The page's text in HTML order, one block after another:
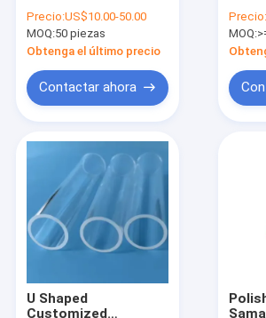
Density Of 6.91g/cm3
Precio:US$10.00-50.00
MOQ:50 piezas
Obtenga el último precio
Contactar ahora
For
MOQ:
U Shaped
Customized